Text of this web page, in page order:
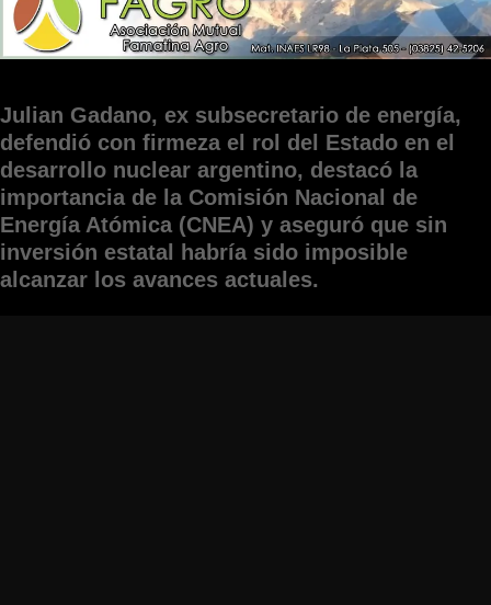
Julian Gadano, ex subsecretario de energía,
defendió con firmeza el rol del Estado en el
desarrollo nuclear argentino, destacó la
importancia de la Comisión Nacional de
Energía Atómica (CNEA) y aseguró que sin
inversión estatal habría sido imposible
alcanzar los avances actuales.